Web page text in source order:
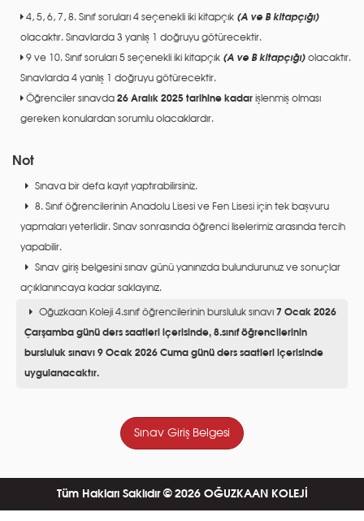
4, 5, 6, 7, 8. Sınıf soruları 4 seçenekli iki kitapçık (A ve B kitapçığı)
olacaktır. Sınavlarda 3 yanlış 1 doğruyu götürecektir.
9 ve 10. Sınıf soruları 5 seçenekli iki kitapçık (A ve B kitapçığı) olacaktır.
Sınavlarda 4 yanlış 1 doğruyu götürecektir.
Öğrenciler sınavda 26 Aralık 2025 tarihine kadar işlenmiş olması
gereken konulardan sorumlu olacaklardır.
Not
Sınava bir defa kayıt yaptırabilirsiniz.
8. Sınıf öğrencilerinin Anadolu Lisesi ve Fen Lisesi için tek başvuru
yapmaları yeterlidir. Sınav sonrasında öğrenci liselerimiz arasında tercih
yapabilir.
Sınav giriş belgesini sınav günü yanınızda bulundurunuz ve sonuçlar
açıklanıncaya kadar saklayınız.
Oğuzkaan Koleji 4.sınıf öğrencilerinin bursluluk sınavı7 Ocak 2026
Çarşamba günü ders saatleri içerisinde, 8.sınıf öğrencilerinin
bursluluk sınavı 9 Ocak 2026 Cuma günü ders saatleri içerisinde
uygulanacaktır.
Sınav Giriş Belgesi
Tüm Hakları Saklıdır © 2026 OĞUZKAAN KOLEJİ